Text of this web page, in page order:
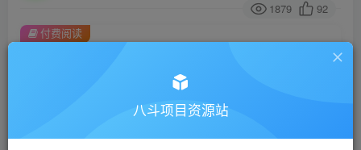
1879 92
此内容为付费阅读，请付费后查看
会员专属资源
付费阅读
八斗项目资源站